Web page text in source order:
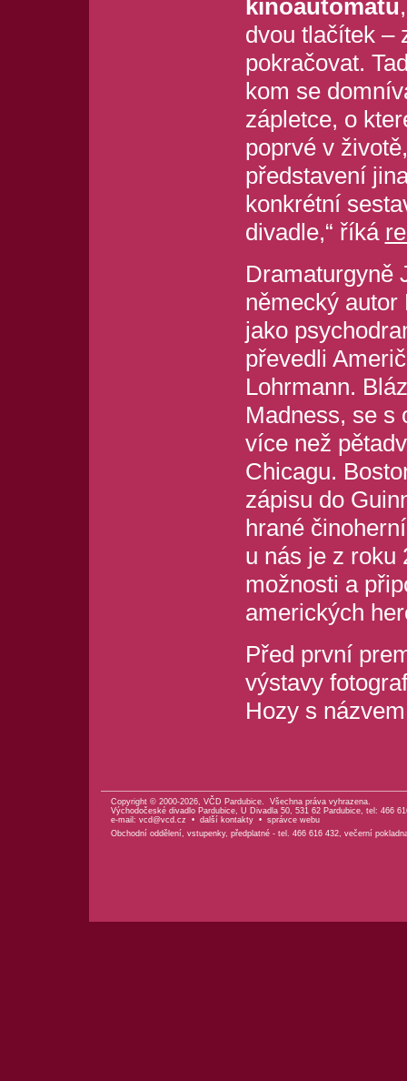
kinoautomatu
dvou tlačítek –
pokračovat.
kom se
zápletce, o
poprvé v
představení
konkrétní
divadle,“ říká
Dramaturgyně
německý autor
jako
převedli
Lohrmann.
Madness, se s
více než
Chicagu.
zápisu do
hrané
u nás je z roku
možnosti a
amerických
Před první
výstavy
Hozy s
Copyright © 2000-2026, VČD Pardubice. Všechna práva vyhrazena.
Východočeské divadlo Pardubice, U Divadla 50, 531 62 Pardubice, tel: 466
e-mail: vcd@vcd.cz • další kontakty• správce webu
Obchodní oddělení, vstupenky, předplatné - tel. 466 616 432, večerní